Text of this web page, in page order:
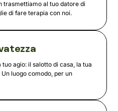
trasmettiamo al tuo datore di
di fare terapia con noi.
agio: il salotto di casa, la tua
luogo comodo, per un